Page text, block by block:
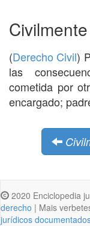
(Derecho Civil)
las
cometida por
encargado;
2020 Enciclopedia
derecho | Mais
jurídicos